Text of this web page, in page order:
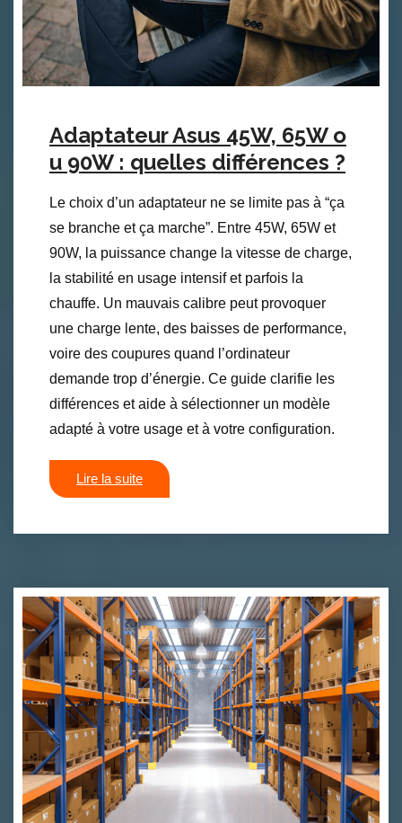
Adaptateur Asus 45W, 65W o
u 90W : quelles différences ?
Le choix d’un adaptateur ne se limite pas à “ça
se branche et ça marche”. Entre 45W, 65W et
90W, la puissance change la vitesse de charge,
la stabilité en usage intensif et parfois la
chauffe. Un mauvais calibre peut provoquer
une charge lente, des baisses de performance,
voire des coupures quand l’ordinateur
demande trop d’énergie. Ce guide clarifie les
différences et aide à sélectionner un modèle
adapté à votre usage et à votre configuration.
Lire la suite